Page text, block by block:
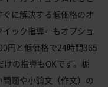
に解決する低価格のオ
ック指導」もオプショ
円と低価格で24時間365
の指導もOKです。栃
題や小論文（作文）の